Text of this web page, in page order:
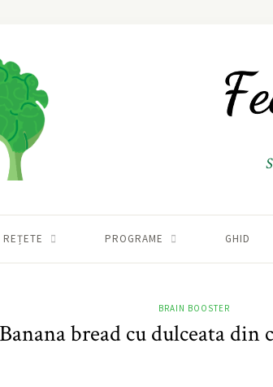
REȚETE PROGRAME GHID
BRAIN BOOSTER
Banana bread cu dulceata din